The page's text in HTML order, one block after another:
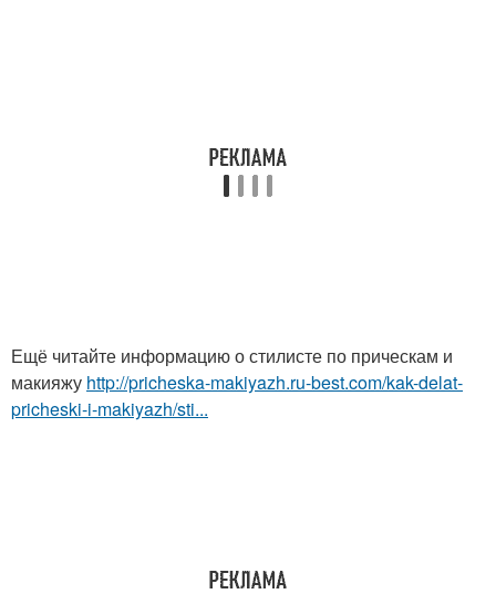
Ещё читайте информацию о стилисте по прическам и
макияжу http://pricheska-makiyazh.ru-best.com/kak-delat-
pricheski-i-makiyazh/sti...